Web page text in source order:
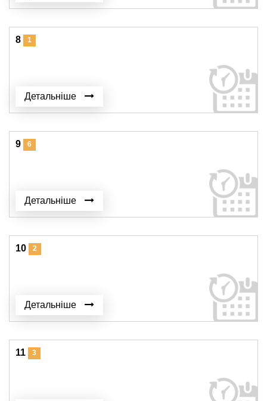
8 1
Детальніше
9 6
Детальніше
10 2
Детальніше
11 3